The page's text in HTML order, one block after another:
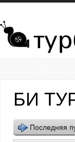
Перейти к основному
БИ
Последняя